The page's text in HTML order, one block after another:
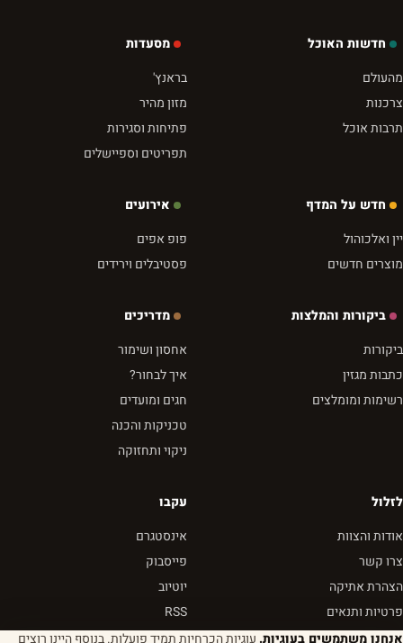
חדשות האוכל
מהעולם
צרכנות
תרבות אוכל
מסעדות
בראנץ'
מזון מהיר
פתיחות וסגירות
תפריטים וספיישלים
חדש על המדף
יין ואלכוהול
מוצרים חדשים
אירועים
פופ אפים
פסטיבלים וירידים
ביקורות והמלצות
ביקורות
כתבות מגזין
רשימות ומומלצים
מדריכים
אחסון ושימור
איך לבחור?
חגים ומועדים
טכניקות והכנה
ניקוי ותחזוקה
לזלול
אודות והצוות
צרו קשר
הצהרת אתיקה
פרטיות ותנאים
עקבו
אינסטגרם
פייסבוק
יוטיוב
RSS
אנחנו משתמשים בעוגיות. עוגיות הכרחיות תמיד פועלות. בנוסף היינו רוצים